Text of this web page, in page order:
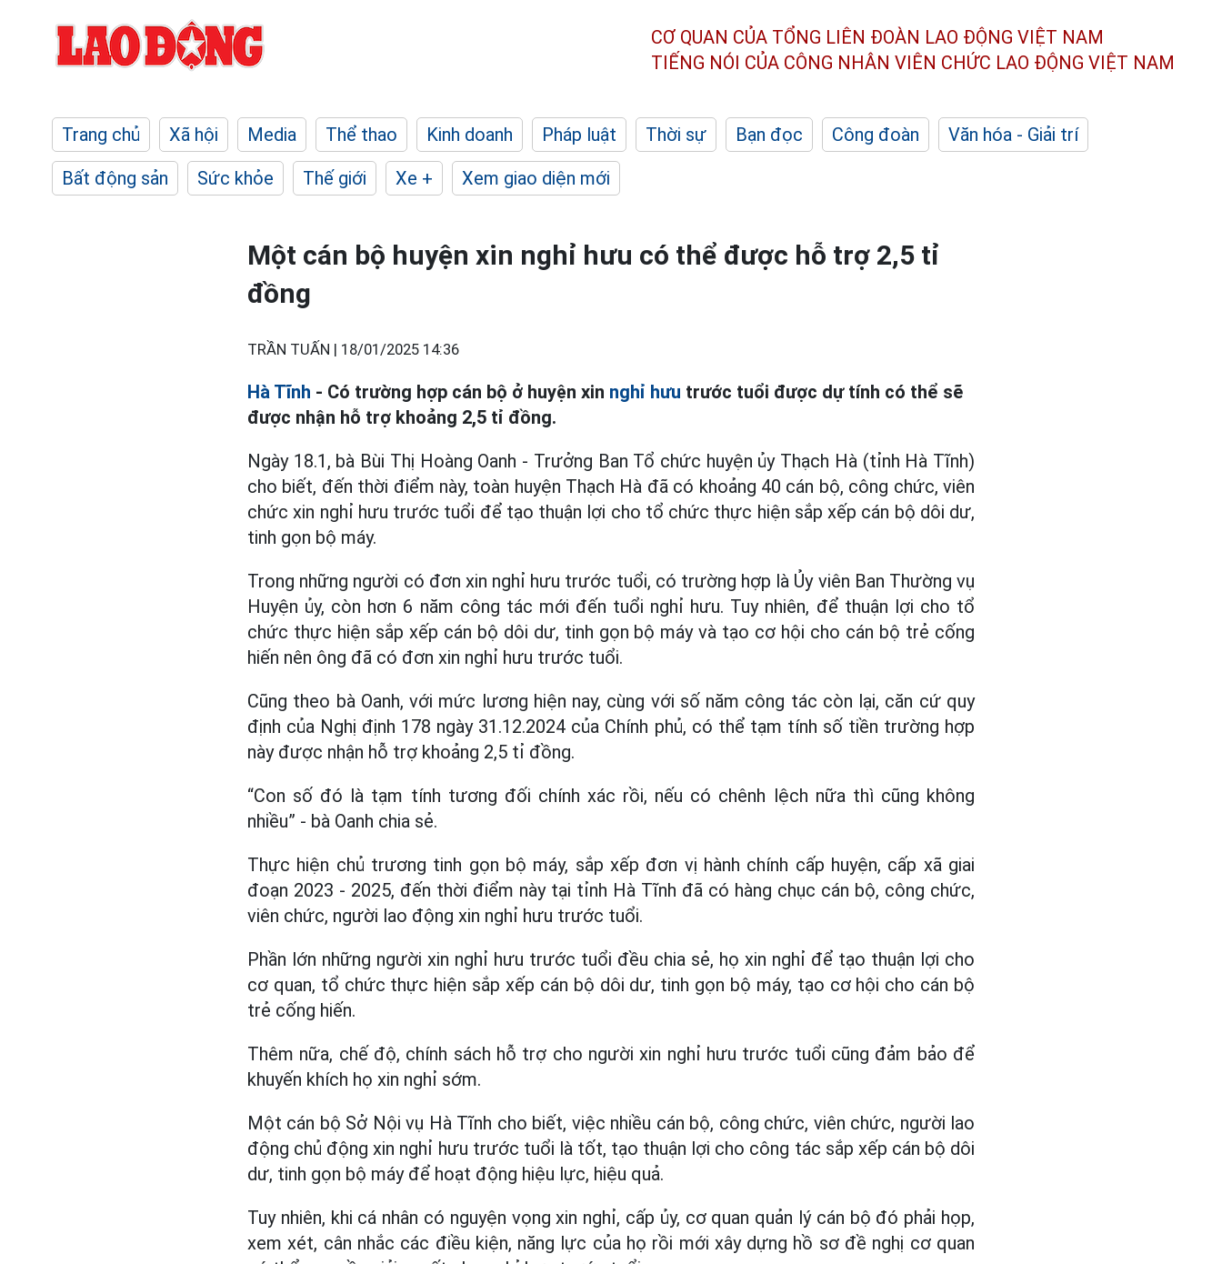
CƠ QUAN CỦA TỔNG LIÊN ĐOÀN LAO ĐỘNG VIỆT NAM
TIẾNG NÓI CỦA CÔNG NHÂN VIÊN CHỨC LAO ĐỘNG VIỆT NAM
Trang chủ Xã hội Media Thể thao Kinh doanh Pháp luật Thời sự Bạn đọc Công đoàn
Văn hóa - Giải trí
Bất động sản
Sức khỏe Thế giới Xe + Xem giao diện mới
Một cán bộ huyện xin nghỉ hưu có thể được hỗ trợ 2,5 tỉ
đồng
TRẦN TUẤN | 18/01/2025 14:36
Hà Tĩnh - Có trường hợp cán bộ ở huyện xin nghỉ hưu trước tuổi được dự tính có thể sẽ
được nhận hỗ trợ khoảng 2,5 tỉ đồng.
Ngày 18.1, bà Bùi Thị Hoàng Oanh - Trưởng Ban Tổ chức huyện ủy Thạch Hà (tỉnh Hà Tĩnh)
cho biết, đến thời điểm này, toàn huyện Thạch Hà đã có khoảng 40 cán bộ, công chức, viên
chức xin nghỉ hưu trước tuổi để tạo thuận lợi cho tổ chức thực hiện sắp xếp cán bộ dôi dư,
tinh gọn bộ máy.
Trong những người có đơn xin nghỉ hưu trước tuổi, có trường hợp là Ủy viên Ban Thường vụ
Huyện ủy, còn hơn 6 năm công tác mới đến tuổi nghỉ hưu. Tuy nhiên, để thuận lợi cho tổ
chức thực hiện sắp xếp cán bộ dôi dư, tinh gọn bộ máy và tạo cơ hội cho cán bộ trẻ cống
hiến nên ông đã có đơn xin nghỉ hưu trước tuổi.
Cũng theo bà Oanh, với mức lương hiện nay, cùng với số năm công tác còn lại, căn cứ quy
định của Nghị định 178 ngày 31.12.2024 của Chính phủ, có thể tạm tính số tiền trường hợp
này được nhận hỗ trợ khoảng 2,5 tỉ đồng.
“Con số đó là tạm tính tương đối chính xác rồi, nếu có chênh lệch nữa thì cũng không
nhiều” - bà Oanh chia sẻ.
Thực hiện chủ trương tinh gọn bộ máy, sắp xếp đơn vị hành chính cấp huyện, cấp xã giai
đoạn 2023 - 2025, đến thời điểm này tại tỉnh Hà Tĩnh đã có hàng chục cán bộ, công chức,
viên chức, người lao động xin nghỉ hưu trước tuổi.
Phần lớn những người xin nghỉ hưu trước tuổi đều chia sẻ, họ xin nghỉ để tạo thuận lợi cho
cơ quan, tổ chức thực hiện sắp xếp cán bộ dôi dư, tinh gọn bộ máy, tạo cơ hội cho cán bộ
trẻ cống hiến.
Thêm nữa, chế độ, chính sách hỗ trợ cho người xin nghỉ hưu trước tuổi cũng đảm bảo để
khuyến khích họ xin nghỉ sớm.
Một cán bộ Sở Nội vụ Hà Tĩnh cho biết, việc nhiều cán bộ, công chức, viên chức, người lao
động chủ động xin nghỉ hưu trước tuổi là tốt, tạo thuận lợi cho công tác sắp xếp cán bộ dôi
dư, tinh gọn bộ máy để hoạt động hiệu lực, hiệu quả.
Tuy nhiên, khi cá nhân có nguyện vọng xin nghỉ, cấp ủy, cơ quan quản lý cán bộ đó phải họp,
xem xét, cân nhắc các điều kiện, năng lực của họ rồi mới xây dựng hồ sơ đề nghị cơ quan